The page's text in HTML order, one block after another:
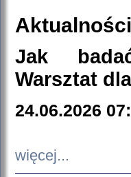
Aktualności
Jak
Warsztat
24.06.2026
więcej...